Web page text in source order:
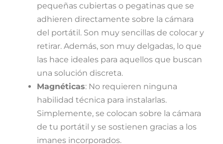
pequeñas cubiertas o pegatinas que se
adhieren directamente sobre la cámara
del portátil. Son muy sencillas de colocar y
retirar. Además, son muy delgadas, lo que
las hace ideales para aquellos que buscan
una solución discreta.
Magnéticas: No requieren ninguna
habilidad técnica para instalarlas.
Simplemente, se colocan sobre la cámara
de tu portátil y se sostienen gracias a los
imanes incorporados.